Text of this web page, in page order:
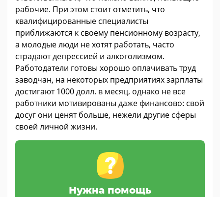
рабочие. При этом стоит отметить, что
квалифицированные специалисты
приближаются к своему пенсионному возрасту,
а молодые люди не хотят работать, часто
страдают депрессией и алкоголизмом.
Работодатели готовы хорошо оплачивать труд
заводчан, на некоторых предприятиях зарплаты
достигают 1000 долл. в месяц, однако не все
работники мотивированы даже финансово: свой
досуг они ценят больше, нежели другие сферы
своей личной жизни.
Нужна помощь